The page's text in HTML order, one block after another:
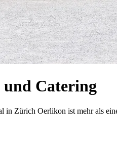
und Catering
in Zürich Oerlikon ist mehr als